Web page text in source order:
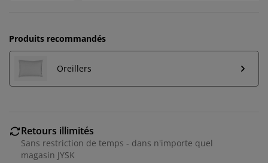
Produits recommandés
Oreillers
Retours illimités
Sans restriction de temps - dans n'importe quel
magasin JYSK